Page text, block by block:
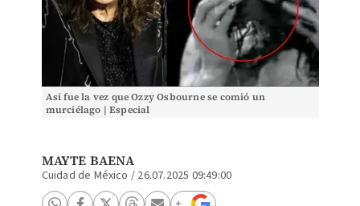
Así fue la vez que Ozzy Osbourne se comió un
murciélago | Especial
MAYTE BAENA
Cuidad de México / 26.07.2025 09:49:00